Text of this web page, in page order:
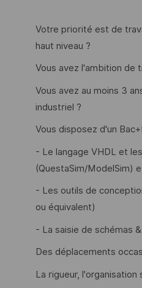
Votre priorité est de
haut niveau ?
Vous avez l'ambition de
Vous avez au moins 3
industriel ?
Vous disposez d'un
- Le langage VHDL et
(QuestaSim/ModelSim)
- Les outils de
ou équivalent)
- La saisie de schémas
Des déplacements
La rigueur,